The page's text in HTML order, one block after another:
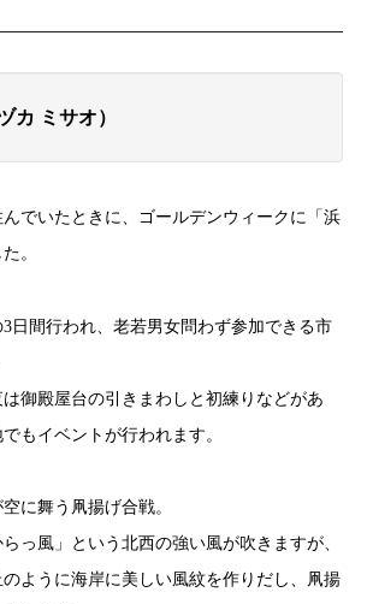
カ ミサオ）
でいたときに、ゴールデンウィークに「浜
。
日間行われ、老若男女問わず参加できる市
御殿屋台の引きまわしと初練りなどがあ
もイベントが行われます。
に舞う凧揚げ合戦。
っ風」という北西の強い風が吹きますが、
ように海岸に美しい風紋を作りだし、凧揚